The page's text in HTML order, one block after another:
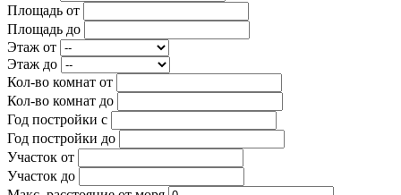
Площадь от
Площадь до
Этаж от
Этаж до
Кол-во комнат от
Кол-во комнат до
Год постройки с
Год постройки до
Участок от
Участок до